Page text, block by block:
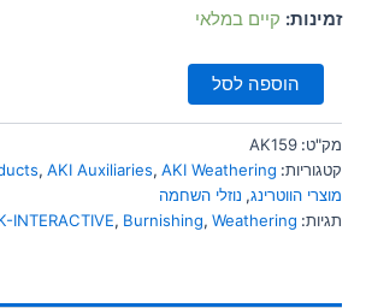
font_download סמן קישורים
כל
זמינות: קיים במלאי
הוספה לסל
מק"ט: AK159
קטגוריות:
, AKI Auxiliaries, AKI Weathering
מוצרי הווטרינג, נוזלי השחמה
תגיות:
INTERACTIVE, Burnishing, Weathering